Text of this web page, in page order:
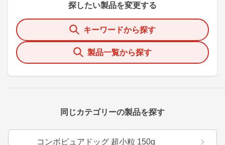
探したい製品を変更する
キーワードから探す
製品一覧から探す
同じカテゴリーの製品を探す
コンボピュアドッグ 超小粒 150g